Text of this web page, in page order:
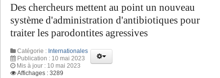
Des chercheurs mettent au point un nouveau
système d'administration d'antibiotiques pour
traiter les parodontites agressives
Catégorie : Internationales
Publication : 10 mai 2023
Mis à jour : 10 mai 2023
Affichages : 3289